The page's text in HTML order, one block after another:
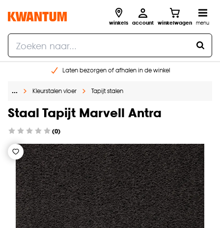
winkels account winkelwagen menu
Laten bezorgen of afhalen in de winkel
Gratis raam advies en inmeten aan huis
… Kleurstalen vloer Tapijt stalen
Staal Tapijt Marvell Antra
(0)